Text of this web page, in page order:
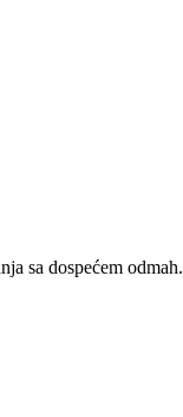
sa dospećem odmah.